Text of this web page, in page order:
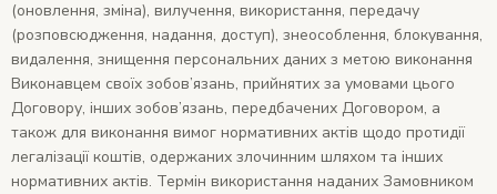
(оновлення, зміна), вилучення, використання, передачу
(розповсюдження, надання, доступ), знеособлення, блокування,
видалення, знищення персональних даних з метою виконання
Виконавцем своїх зобов’язань, прийнятих за умовами цього
Договору, інших зобов’язань, передбачених Договором, а
також для виконання вимог нормативних актів щодо протидії
легалізації коштів, одержаних злочинним шляхом та інших
нормативних актів. Термін використання наданих Замовником